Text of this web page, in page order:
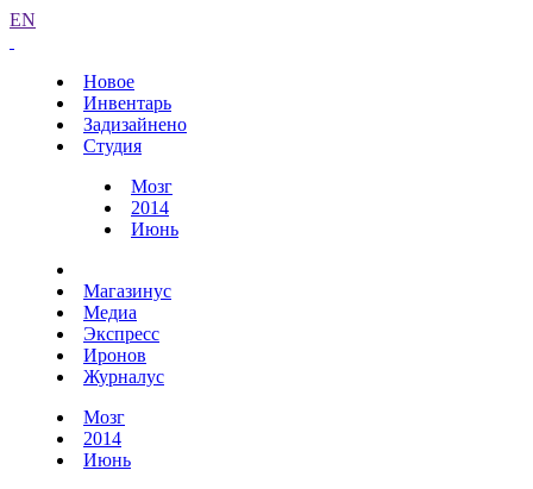
EN
Новое
Инвентарь
Задизайнено
Студия
Мозг
2014
Июнь
Магазинус
Медиа
Экспресс
Иронов
Журналус
Мозг
2014
Июнь